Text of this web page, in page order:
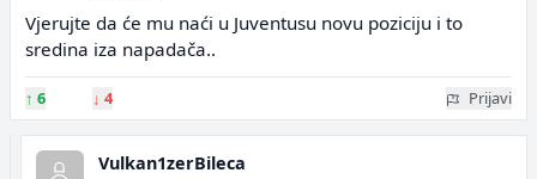
Vjerujte da će mu naći u Juventusu novu poziciju i to
sredina iza napadača..
↑ 6 ↓ 4 Prijavi
Vulkan1zerBileca